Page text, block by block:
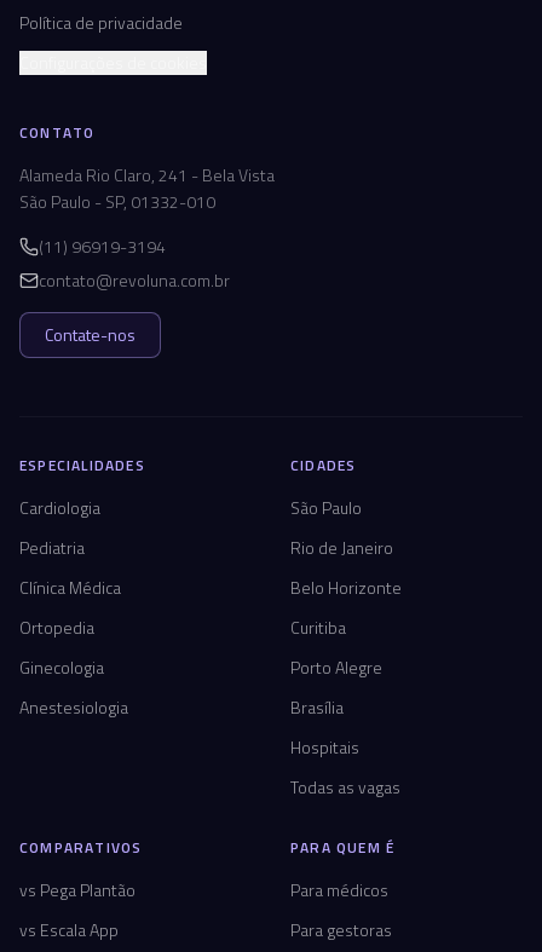
Política de privacidade
CONTATO
Alameda Rio Claro, 241 - Bela Vista
São Paulo - SP, 01332-010
(11) 96919-3194
contato@revoluna.com.br
Contate-nos
ESPECIALIDADES
Cardiologia
Pediatria
Clínica Médica
Ortopedia
Ginecologia
Anestesiologia
CIDADES
São Paulo
Rio de Janeiro
Belo Horizonte
Curitiba
Porto Alegre
Brasília
Hospitais
Todas as vagas
COMPARATIVOS
vs Pega Plantão
vs Escala App
PARA QUEM É
Para médicos
Para gestoras